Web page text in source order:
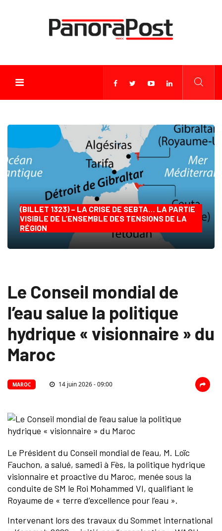
(BILLET 1323) – LA CRISE DE SEBTA… LA PARTIE
VISIBLE DE L’ENSEMBLE DES TENSIONS DE LA
RÉGION
Le Conseil mondial de
l’eau salue la politique
hydrique « visionnaire » du
Maroc
MAROC 14 juin 2026 - 09:00
Le Président du Conseil mondial de l’eau, M. Loïc
Fauchon, a salué, samedi à Fès, la politique hydrique
visionnaire et proactive du Maroc, menée sous la
conduite de SM le Roi Mohammed VI, qualifiant le
Royaume de « terre d’excellence pour l’eau ».
Intervenant lors des travaux du Sommet international